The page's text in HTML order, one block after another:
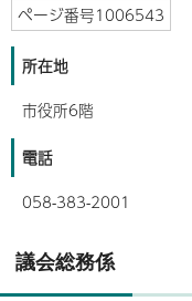
ページ番号1006543
所在地
市役所6階
電話
058-383-2001
議会総務係